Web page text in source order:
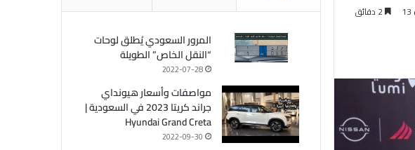
13
المرور السعودي يُطلق لوحات
“النقل الخاص” الطويلة
2022-07-28
مواصفات وأسعار هيونداي
جراند كريتا 2023 في السعودية |
Hyundai Grand Creta
2022-09-30